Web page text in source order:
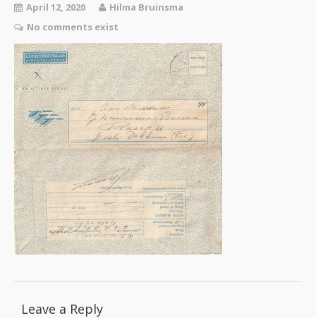
Gedichten
Contact
April 12, 2020
Hilma Bruinsma
No comments exist
Leave a Reply